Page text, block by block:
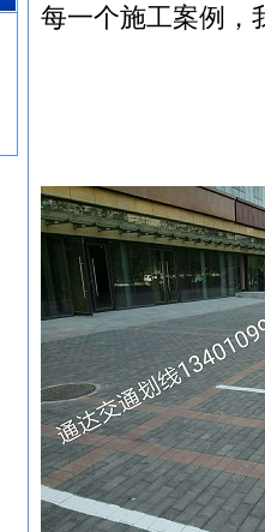
每一个施工案例，